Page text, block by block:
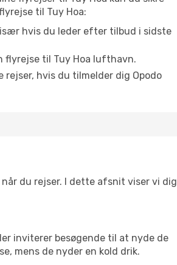
til Tuy Hoa:
hvis du leder efter tilbud i sidste
flyrejse til Tuy Hoa lufthavn.
hvis du tilmelder dig Opodo
du rejser. I dette afsnit viser vi dig
inviterer besøgende til at nyde de
mens de nyder en kold drik.